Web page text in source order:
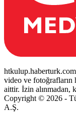
htkulup.haberturk.com
video ve fotoğrafların
aittir. İzin alınmadan,
Copyright © 2026 -
A.Ş.